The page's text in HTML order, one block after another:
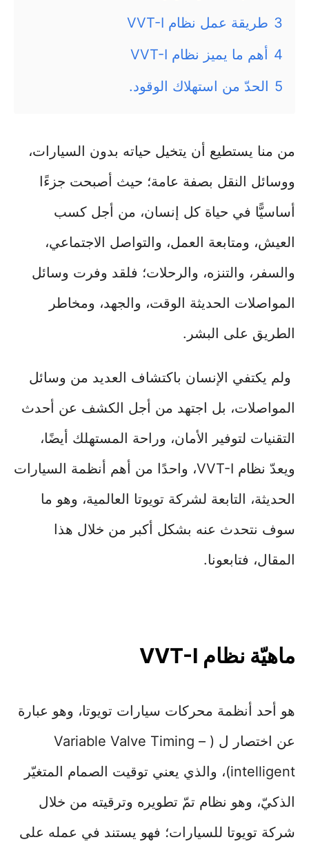
3 طريقة عمل نظام VVT-I
4 أهم ما يميز نظام VVT-I
5 الحدّ من استهلاك الوقود.
من منا يستطيع أن يتخيل حياته بدون السيارات،
ووسائل النقل بصفة عامة؛ حيث أصبحت جزءًا
أساسيًّا في حياة كل إنسان، من أجل كسب
العيش، ومتابعة العمل، والتواصل الاجتماعي،
والسفر، والتنزه، والرحلات؛ فلقد وفرت وسائل
المواصلات الحديثة الوقت، والجهد، ومخاطر
الطريق على البشر.
ولم يكتفي الإنسان باكتشاف العديد من وسائل
المواصلات، بل اجتهد من أجل الكشف عن أحدث
التقنيات لتوفير الأمان، وراحة المستهلك أيضًا،
ويعدّ نظام VVT-I، واحدًا من أهم أنظمة السيارات
الحديثة، التابعة لشركة تويوتا العالمية، وهو ما
سوف نتحدث عنه بشكل أكبر من خلال هذا
المقال، فتابعونا.
ماهيّة نظام VVT-I
هو أحد أنظمة محركات سيارات تويوتا، وهو عبارة
عن اختصار ل ( Variable Valve Timing –
intelligent)، والذي يعني توقيت الصمام المتغيّر
الذكيّ، وهو نظام تمّ تطويره وترقيته من خلال
شركة تويوتا للسيارات؛ فهو يستند في عمله على